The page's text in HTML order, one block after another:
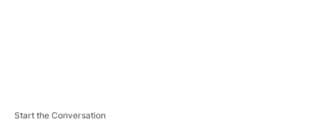
Start the Conversation